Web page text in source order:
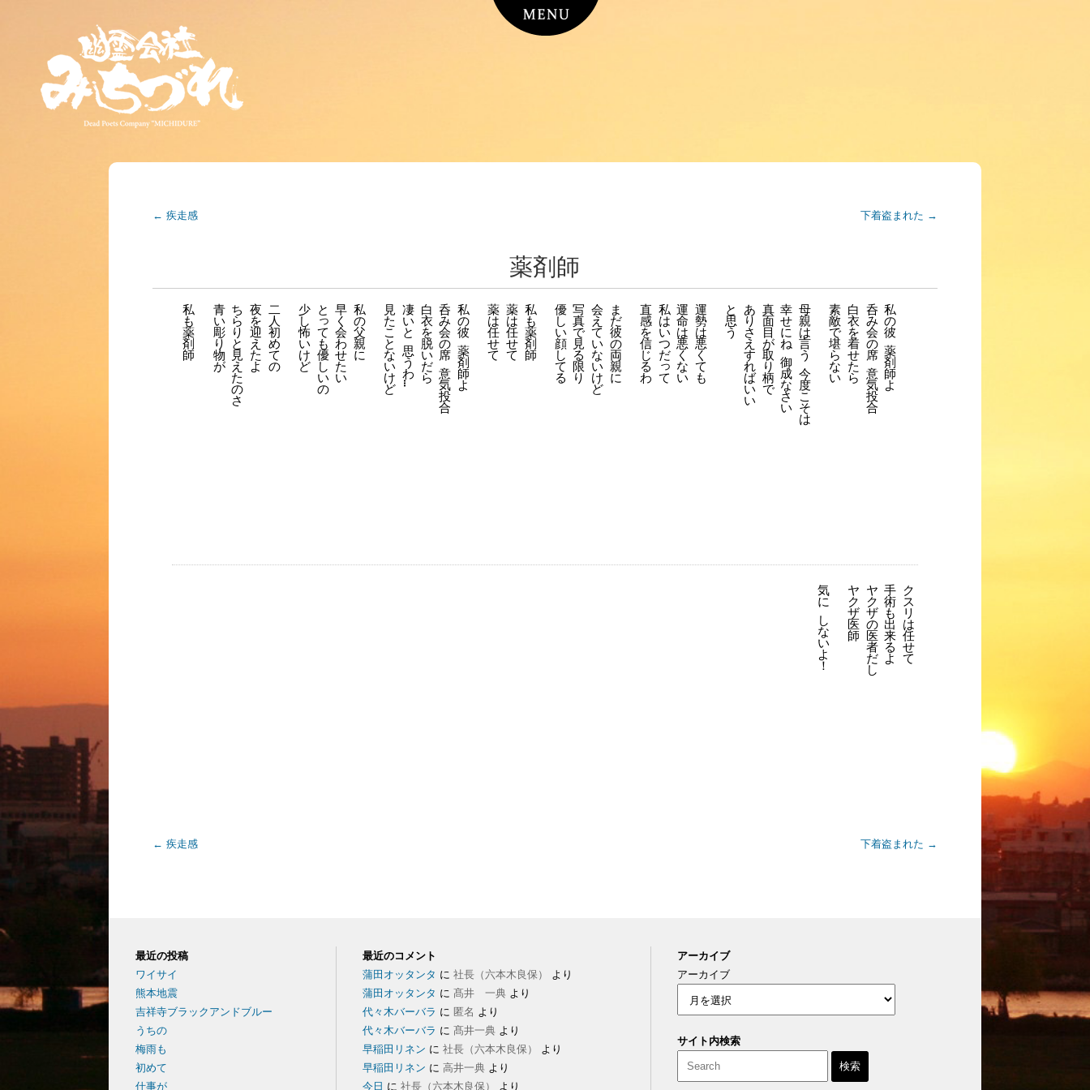
← 疾走感 下着盗まれた →
薬剤師
私
の
彼
薬
剤
師
よ
呑
み
会
の
席
意
気
投
合
白
衣
を
着
せ
た
ら
素
敵
で
堪
ら
な
い
母
親
は
言
う
今
度
こ
そ
は
幸
せ
に
ね
御
成
な
さ
い
真
面
目
が
取
り
柄
で
あ
り
さ
え
す
れ
ば
い
い
と
思
う
運
勢
は
悪
く
て
も
運
命
は
悪
く
な
い
私
は
い
つ
だ
っ
て
直
感
を
信
じ
る
わ
ま
だ
彼
の
両
親
に
会
え
て
い
な
い
け
ど
写
真
で
見
る
限
り
優
し
い
顔
し
て
る
私
も
薬
剤
師
薬
は
任
せ
て
薬
は
任
せ
て
私
の
彼
薬
剤
師
よ
呑
み
会
の
席
意
気
投
合
白
衣
を
脱
い
だ
ら
凄
い
と
思
う
わ
…
見
た
こ
と
な
い
け
ど
私
の
父
親
に
早
く
会
わ
せ
た
い
と
っ
て
も
優
し
い
の
少
し
怖
い
け
ど
二
人
初
め
て
の
夜
を
迎
え
た
よ
ち
ら
り
と
見
え
た
の
さ
青
い
彫
り
物
が
私
も
薬
剤
師
ク
ス
リ
は
任
せ
て
手
術
も
出
来
る
よ
ヤ
ク
ザ
の
医
者
だ
し
ヤ
ク
ザ
医
師
気
に
し
な
い
よ
！
← 疾走感 下着盗まれた →
最近の投稿
ワイサイ
熊本地震
吉祥寺ブラックアンドブルー
うちの
梅雨も
初めて
仕事が
最近のコメント
蒲田オッタンタ に社長（六本木良保）
より
蒲田オッタンタ に髙井 一典 より
代々木バーバラ に 匿名 より
代々木バーバラ に髙井一典 より
早稲田リネン に社長（六本木良保）
より
早稲田リネン に高井一典 より
今日 に社長（六本木良保） より
アーカイブ
アーカイブ
サイト内検索